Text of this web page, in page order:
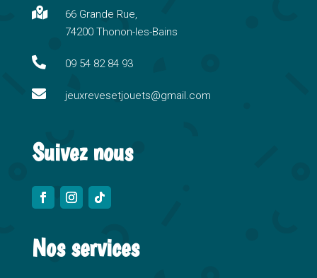
n
a
i
e

66 Grande Rue,
74200 Thonon-les-Bains
 09 54 82 84 93
 jeuxrevesetjouets@gmail.com
Suivez nous
Nos services